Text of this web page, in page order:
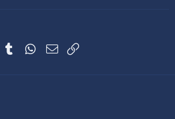
PinterestTumblrWhatsApp
E-posta